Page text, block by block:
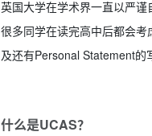
英国大学在学术界一直以严
很多同学在读完高中后都会
及还有Personal Statement的
什么是UCAS？